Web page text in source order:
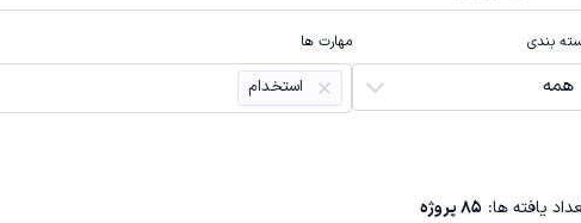
بندی
همه
مهارت ها
استخدام
یافته ها: 85پروژه